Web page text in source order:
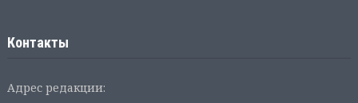
Контакты
Адрес редакции: